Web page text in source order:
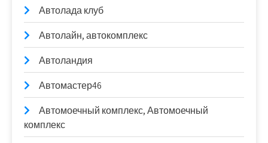
Автолада клуб
Автолайн, автокомплекс
Автоландия
Автомастер46
Автомоечный комплекс, Автомоечный
комплекс